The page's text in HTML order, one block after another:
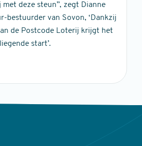
met deze steun”, zegt Dianne
bestuurder van Sovon, ‘Dankzij
de Postcode Loterij krijgt het
start’.